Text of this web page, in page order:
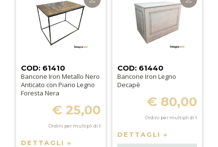
COD: 61410
Bancone Iron Metallo Nero
Anticato con Piano Legno
Foresta Nera
€ 25,00
Ordini per multipli di 1
DETTAGLI »
COD: 61440
Bancone Iron Legno
Decapè
€ 80,00
Ordini per multipli di 1
DETTAGLI »